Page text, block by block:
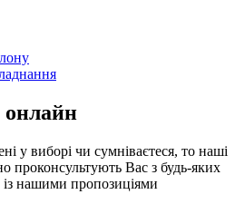
онлайн
у виборі чи сумніваєтеся, то наші
проконсультують Вас з будь-яких
нашими пропозиціями